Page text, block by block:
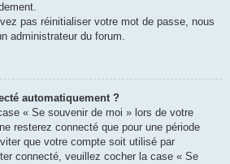
pas réinitialiser votre mot de passe, nous
administrateur du forum.
automatiquement ?
« Se souvenir de moi » lors de votre
resterez connecté que pour une période
que votre compte soit utilisé par
connecté, veuillez cocher la case « Se